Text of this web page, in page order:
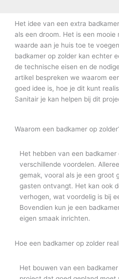
Het idee van een extra
als een droom. Het is een mooie
waarde aan je huis toe te
badkamer op zolder kan echter
de technische eisen en de
artikel bespreken we waarom
goed idee is, hoe je dit kunt
Sanitair je kan helpen bij dit
Waarom een badkamer op
Het hebben van een badkamer
verschillende voordelen.
gemak, vooral als je een groot
gasten ontvangt. Het kan ook
verhogen, wat voordelig is bij
Bovendien kun je een
eigen smaak inrichten.
Hoe een badkamer op zolder
Het bouwen van een